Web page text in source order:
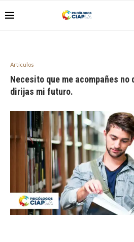
Artículos
Necesito que me acompañes no
dirijas mi futuro.